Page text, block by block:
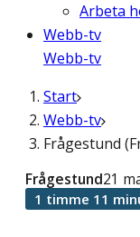
Arbeta
Webb-tv
Webb-tv
Start
Webb-tv
Frågestund
Frågestund21
1 timme 11